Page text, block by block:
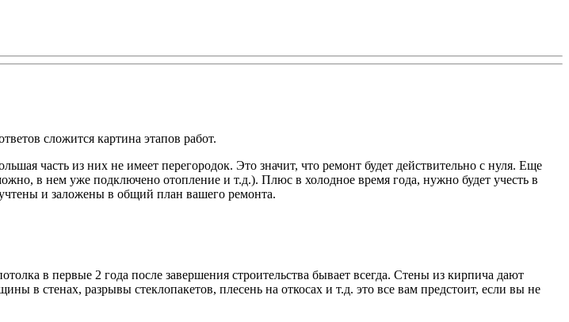
сложится картина этапов работ.
часть из них не имеет перегородок. Это значит, что ремонт будет действительно с нуля. Еще
в нем уже подключено отопление и т.д.). Плюс в холодное время года, нужно будет учесть в
и заложены в общий план вашего ремонта.
в первые 2 года после завершения строительства бывает всегда. Стены из кирпича дают
стенах, разрывы стеклопакетов, плесень на откосах и т.д. это все вам предстоит, если вы не